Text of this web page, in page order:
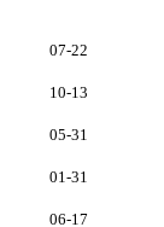
07-22
10-13
05-31
01-31
06-17